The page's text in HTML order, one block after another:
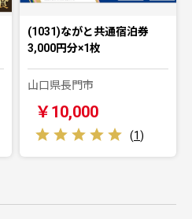
(1031)ながと共通宿泊券
3,000円分×1枚
山口県長門市
￥10,000
(1)